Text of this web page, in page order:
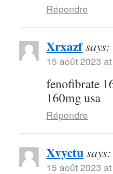
Répondre
Xrxazfsays:
15 août 2023
fenofibrate
160mg usa
Répondre
Xvyctusays:
15 août 2023